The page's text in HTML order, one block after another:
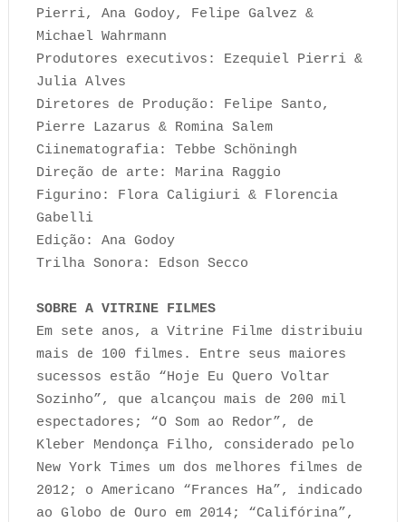
Pierri, Ana Godoy, Felipe Galvez &
Michael Wahrmann
Produtores executivos: Ezequiel Pierri &
Julia Alves
Diretores de Produção: Felipe Santo,
Pierre Lazarus & Romina Salem
Ciinematografia: Tebbe Schöningh
Direção de arte: Marina Raggio
Figurino: Flora Caligiuri & Florencia
Gabelli
Edição: Ana Godoy
Trilha Sonora: Edson Secco
SOBRE A VITRINE FILMES
Em sete anos, a Vitrine Filme distribuiu
mais de 100 filmes. Entre seus maiores
sucessos estão “Hoje Eu Quero Voltar
Sozinho”, que alcançou mais de 200 mil
espectadores; “O Som ao Redor”, de
Kleber Mendonça Filho, considerado pelo
New York Times um dos melhores filmes de
2012; o Americano “Frances Ha”, indicado
ao Globo de Ouro em 2014; “Califórina”,